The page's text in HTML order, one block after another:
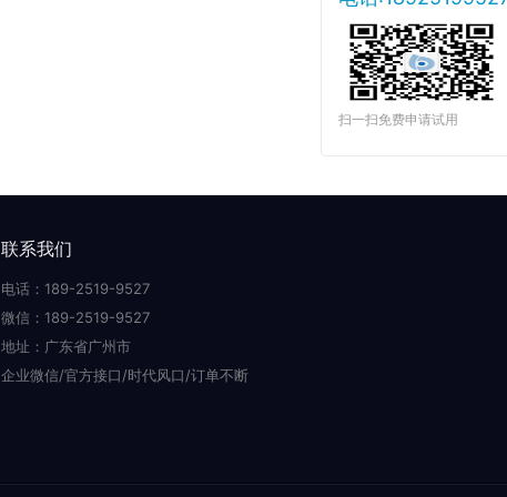
扫一扫免费申请试用
联系我们
电话：189-2519-9527
微信：189-2519-9527
地址：广东省广州市
企业微信/官方接口/时代风口/订单不断